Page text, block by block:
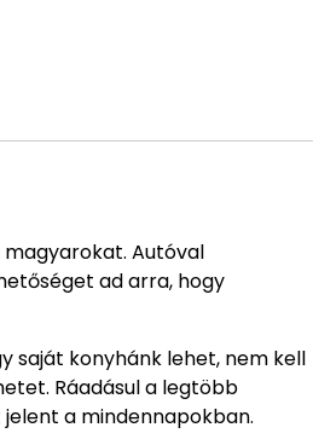
Autóval
ad arra, hogy
saját konyhánk lehet, nem kell
Ráadásul a legtöbb
a mindennapokban.